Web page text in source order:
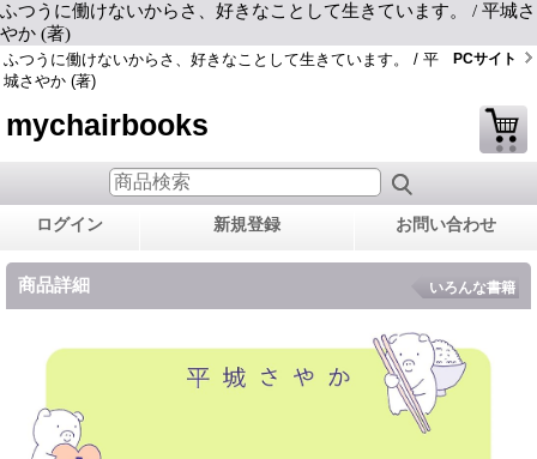
ふつうに働けないからさ、好きなことして生きています。 / 平城さ
やか (著)
ふつうに働けないからさ、好きなことして生きています。 / 平
城さやか (著)
PCサイト
mychairbooks
ログイン 新規登録 お問い合わせ
商品詳細 いろんな書籍